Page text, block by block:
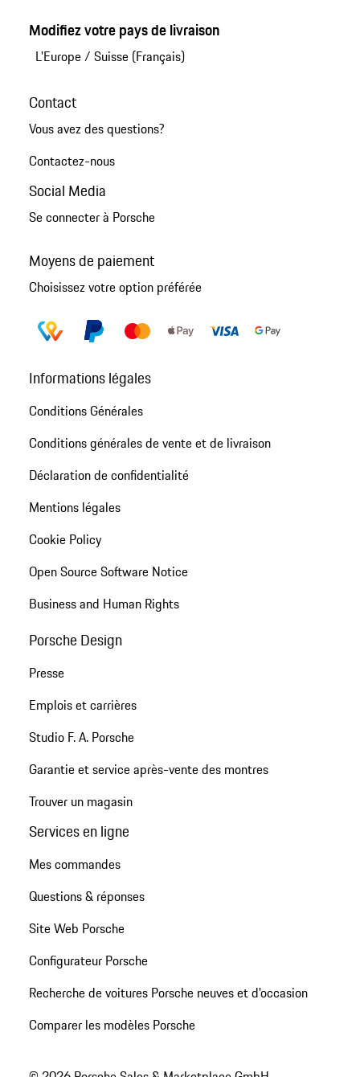
Modifiez votre pays de livraison
L'Europe/ Suisse (Français)
Contact
Vous avez des questions?
Contactez-nous
Social Media
Se connecter à Porsche
Moyens de paiement
Choisissez votre option préférée
Informations légales
Conditions Générales
Conditions générales de vente et de livraison
Déclaration de confidentialité
Mentions légales
Cookie Policy
Open Source Software Notice
Business and Human Rights
Porsche Design
Presse
Emplois et carrières
Studio F. A. Porsche
Garantie et service après-vente des montres
Trouver un magasin
Services en ligne
Mes commandes
Questions & réponses
Site Web Porsche
Configurateur Porsche
Recherche de voitures Porsche neuves et d'occasion
Comparer les modèles Porsche